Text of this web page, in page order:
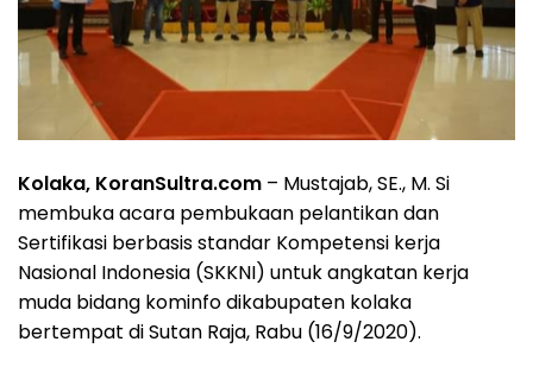
Kolaka, KoranSultra.com – Mustajab, SE., M. Si
membuka acara pembukaan pelantikan dan
Sertifikasi berbasis standar Kompetensi kerja
Nasional Indonesia (SKKNI) untuk angkatan kerja
muda bidang kominfo dikabupaten kolaka
bertempat di Sutan Raja, Rabu (16/9/2020).